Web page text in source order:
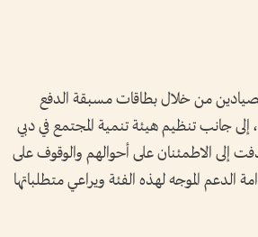
من خلال بطاقات مسبقة الدفع
إلى جانب تنظيم هيئة تنمية المجتمع في دبي
إلى الاطمئنان على أحوالهم والوقوف على
الدعم الموجه لهذه الفئة ويراعي متطلباتها